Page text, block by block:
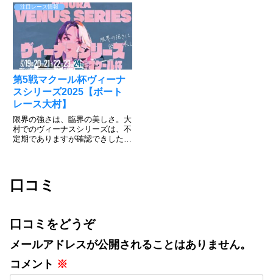
第52回ボートレースオールスタ
ー」が開催される。ファン投票で
選ばれた選手など52人が丸亀ナ
イターに集結。ファンの思い...
注目レース情報
第5戦マクール杯ヴィーナ
スシリーズ2025【ボート
レース大村】
限界の強さは、臨界の美しさ。大
村でのヴィーナスシリーズは、不
定期でありますが確認できしたい
ょう。投票すれば、50名様にク
オカードと大村マイルが20ポイ...
口コミ
口コミをどうぞ
メールアドレスが公開されることはありません。
コメント ※